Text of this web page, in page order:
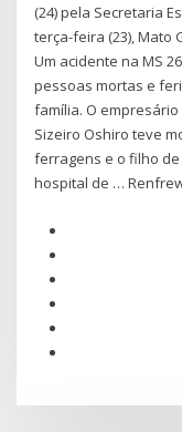
(24) pela Secretaria
terça-feira (23), Mato
Um acidente na MS
pessoas mortas e
família. O
Sizeiro Oshiro teve
ferragens e o filho
hospital de …